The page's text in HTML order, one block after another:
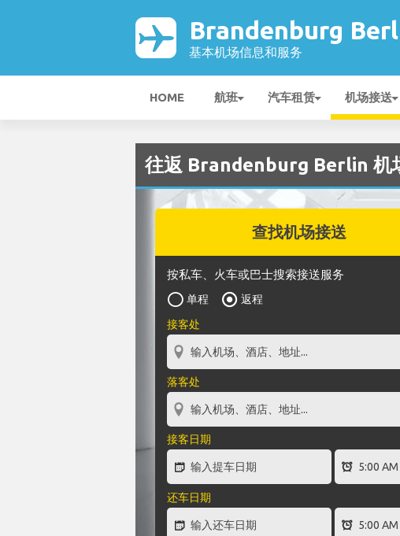
Brandenburg
基本机场信息和服务
HOME 航班 汽车租赁 机场接送
往返 Brandenburg Berlin 机
查找机场接送
按私车、火车或巴士搜索接送服务
单程
返程
接客处
落客处
接客日期
还车日期